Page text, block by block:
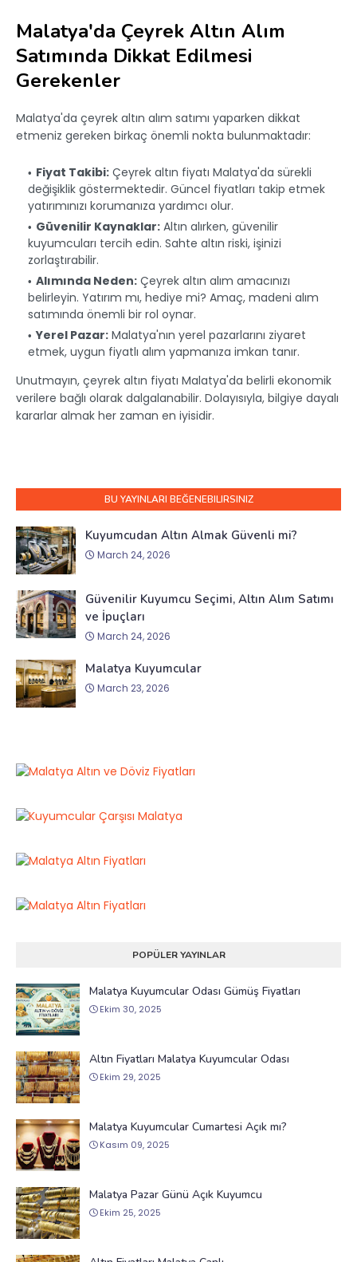
Malatya'da Çeyrek Altın Alım
Satımında Dikkat Edilmesi
Gerekenler
Malatya'da çeyrek altın alım satımı yaparken dikkat
etmeniz gereken birkaç önemli nokta bulunmaktadır:
Fiyat Takibi: Çeyrek altın fiyatı Malatya'da sürekli
değişiklik göstermektedir. Güncel fiyatları takip etmek
yatırımınızı korumanıza yardımcı olur.
Güvenilir Kaynaklar: Altın alırken, güvenilir
kuyumcuları tercih edin. Sahte altın riski, işinizi
zorlaştırabilir.
Alımında Neden: Çeyrek altın alım amacınızı
belirleyin. Yatırım mı, hediye mi? Amaç, madeni alım
satımında önemli bir rol oynar.
Yerel Pazar: Malatya'nın yerel pazarlarını ziyaret
etmek, uygun fiyatlı alım yapmanıza imkan tanır.
Unutmayın, çeyrek altın fiyatı Malatya'da belirli ekonomik
verilere bağlı olarak dalgalanabilir. Dolayısıyla, bilgiye dayalı
kararlar almak her zaman en iyisidir.
BU YAYINLARI BEĞENEBILIRSINIZ
Kuyumcudan Altın Almak Güvenli mi?
March 24, 2026
Güvenilir Kuyumcu Seçimi, Altın Alım Satımı
ve İpuçları
March 24, 2026
Malatya Kuyumcular
March 23, 2026
POPÜLER YAYINLAR
Malatya Kuyumcular Odası Gümüş Fiyatları
Ekim 30, 2025
Altın Fiyatları Malatya Kuyumcular Odası
Ekim 29, 2025
Malatya Kuyumcular Cumartesi Açık mı?
Kasım 09, 2025
Malatya Pazar Günü Açık Kuyumcu
Ekim 25, 2025